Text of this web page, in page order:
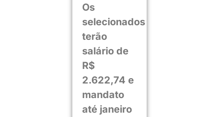
Os
selecionados
terão
salário de
R$
2.622,74 e
mandato
até janeiro